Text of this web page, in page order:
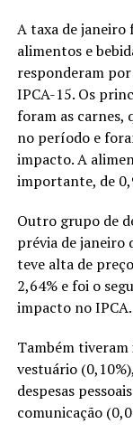
A taxa de
alimentos e
responderam por
IPCA-15. Os
foram as carnes,
no período e
impacto. A
importante, de
Outro grupo de
prévia de janeiro
teve alta de
2,64% e foi o
impacto no IPCA.
Também tiveram
vestuário
despesas
comunicação